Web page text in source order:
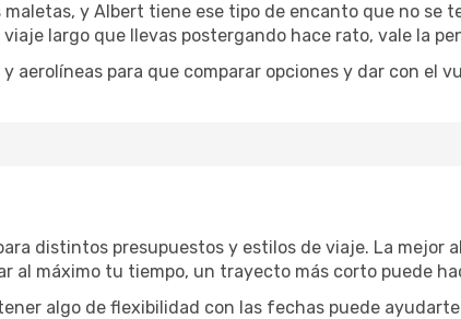
y Albert tiene ese tipo de encanto que no se
largo que llevas postergando hace rato, vale la
aerolíneas para que comparar opciones y dar con el
distintos presupuestos y estilos de viaje. La mejor
al máximo tu tiempo, un trayecto más corto puede
algo de flexibilidad con las fechas puede